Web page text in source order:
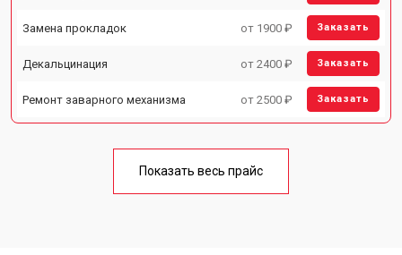
Замена прокладок от 1900 ₽ Заказать
Декальцинация от 2400 ₽ Заказать
Ремонт заварного механизма от 2500 ₽ Заказать
Показать весь прайс